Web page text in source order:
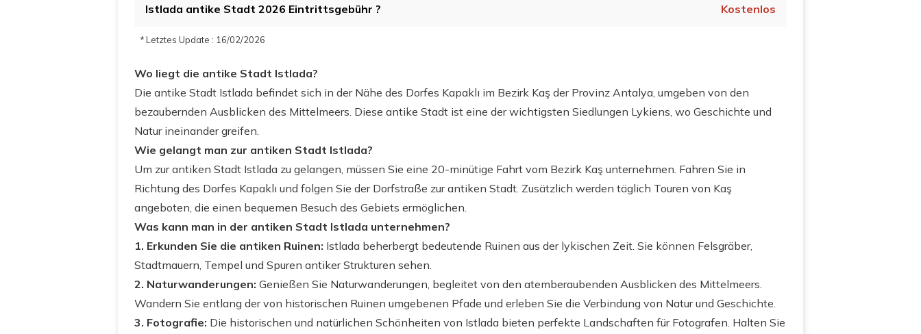
Istlada antike Stadt 2026 Eintrittsgebühr ? Kostenlos
* Letztes Update : 16/02/2026
Wo liegt die antike Stadt Istlada?
Die antike Stadt Istlada befindet sich in der Nähe des Dorfes Kapaklı im Bezirk Kaş der Provinz Antalya, umgeben von den
bezaubernden Ausblicken des Mittelmeers. Diese antike Stadt ist eine der wichtigsten Siedlungen Lykiens, wo Geschichte und
Natur ineinander greifen.
Wie gelangt man zur antiken Stadt Istlada?
Um zur antiken Stadt Istlada zu gelangen, müssen Sie eine 20-minütige Fahrt vom Bezirk Kaş unternehmen. Fahren Sie in
Richtung des Dorfes Kapaklı und folgen Sie der Dorfstraße zur antiken Stadt. Zusätzlich werden täglich Touren von Kaş
angeboten, die einen bequemen Besuch des Gebiets ermöglichen.
Was kann man in der antiken Stadt Istlada unternehmen?
1. Erkunden Sie die antiken Ruinen: Istlada beherbergt bedeutende Ruinen aus der lykischen Zeit. Sie können Felsgräber,
Stadtmauern, Tempel und Spuren antiker Strukturen sehen.
2. Naturwanderungen: Genießen Sie Naturwanderungen, begleitet von den atemberaubenden Ausblicken des Mittelmeers.
Wandern Sie entlang der von historischen Ruinen umgebenen Pfade und erleben Sie die Verbindung von Natur und Geschichte.
3. Fotografie: Die historischen und natürlichen Schönheiten von Istlada bieten perfekte Landschaften für Fotografen. Halten Sie